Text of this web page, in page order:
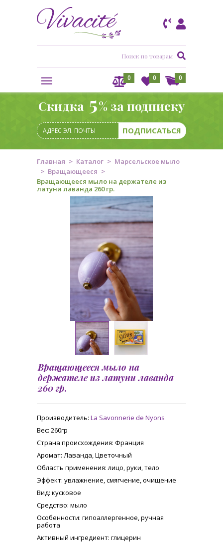
0
0
0
Скидка 5% за подписку
Главная Каталог
Марсельское мыло
Вращающееся
Вращающееся мыло на держателе из
латуни лаванда 260 гр.
Вращающееся мыло на
держателе из латуни лаванда
260 гр.
Производитель: La Savonnerie de Nyons
Вес: 260гр
Страна происхождения: Франция
Аромат: Лаванда, Цветочный
Область применения: лицо, руки, тело
Эффект: увлажнение, смягчение, очищение
Вид: кусковое
Средство: мыло
Особенности: гипоаллергенное, ручная
работа
Активный ингредиент: глицерин